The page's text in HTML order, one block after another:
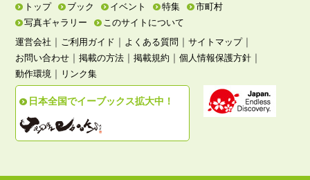
トップ ブック イベント 特集
市町村
写真ギャラリー
このサイトについて
運営会社 ｜ ご利用ガイド ｜ よくある質問 ｜サイトマップ｜
お問い合わせ ｜掲載の方法 ｜掲載規約 ｜個人情報保護方針 ｜
動作環境 ｜ リンク集
日本全国でイーブックス拡大中！